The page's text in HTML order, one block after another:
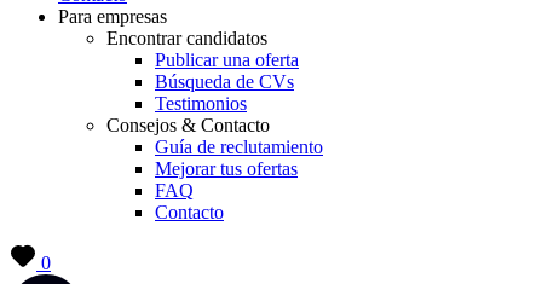
Para empresas
Encontrar candidatos
Publicar una oferta
Búsqueda de CVs
Testimonios
Consejos & Contacto
Guía de reclutamiento
Mejorar tus ofertas
FAQ
Contacto
0